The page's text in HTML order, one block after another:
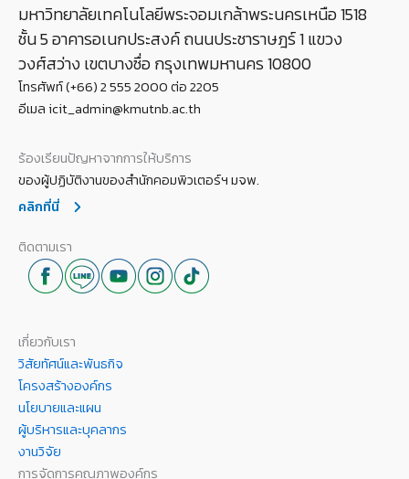
มหาวิทยาลัยเทคโนโลยีพระจอมเกล้าพระนครเหนือ 1518
ชั้น 5 อาคารอเนกประสงค์ ถนนประชาราษฎร์ 1 แขวง
วงศ์สว่าง เขตบางซื่อ กรุงเทพมหานคร 10800
โทรศัพท์ (+66) 2 555 2000 ต่อ 2205
อีเมล icit_admin@kmutnb.ac.th
ร้องเรียนปัญหาจากการให้บริการ
ของผู้ปฏิบัติงานของสำนักคอมพิวเตอร์ฯ มจพ.
คลิกที่นี่
ติดตามเรา
เกี่ยวกับเรา
วิสัยทัศน์และพันธกิจ
โครงสร้างองค์กร
นโยบายและแผน
ผู้บริหารและบุคลากร
งานวิจัย
การจัดการคุณภาพองค์กร